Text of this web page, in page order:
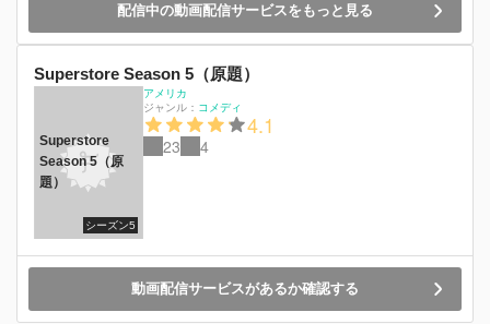
配信中の動画配信サービスをもっと見る
Superstore Season 5（原題）
シーズン5
Superstore
Season 5（原
題）
アメリカ
ジャンル： コメディ
4.1
23 4
動画配信サービスがあるか確認する